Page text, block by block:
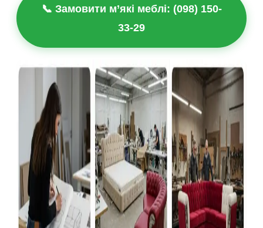
📞 Замовити м’які меблі: (098) 150-
33-29